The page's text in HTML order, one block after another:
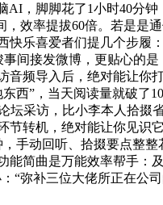
，脚脚花了1小时40分
效率提拔60倍。若是
乐喜爱者们提几个步
间接发微博，更贴心的
频导入后，绝对能让
西”，当天阅读量就破
采访，比小李本人拾掇
转机，绝对能让你见识
手动回听、拾掇要点整
简曲是万能效率帮手
“弥补三位大佬所正在公司